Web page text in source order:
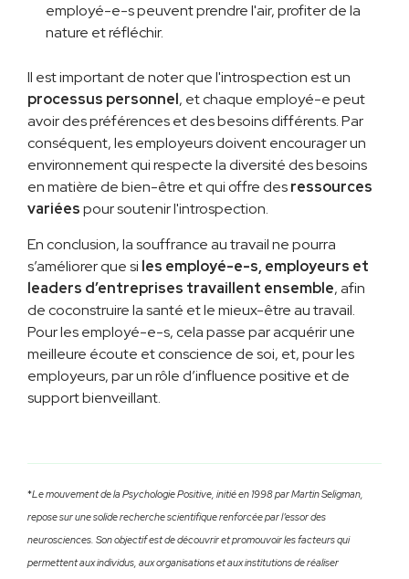
employé-e-s peuvent prendre l'air, profiter de la
nature et réfléchir.
Il est important de noter que l'introspection est un
processus personnel, et chaque employé-e peut
avoir des préférences et des besoins différents. Par
conséquent, les employeurs doivent encourager un
environnement qui respecte la diversité des besoins
en matière de bien-être et qui offre desressources
variéespour soutenir l'introspection.
En conclusion, la souffrance au travail ne pourra
s’améliorer que si les employé-e-s, employeurs et
leaders d’entreprises travaillent ensemble, afin
de coconstruire la santé et le mieux-être au travail.
Pour les employé-e-s, cela passe par acquérir une
meilleure écoute et conscience de soi, et, pour les
employeurs, par un rôle d’influence positive et de
support bienveillant.
*Le mouvement de la Psychologie Positive, initié en 1998 par Martin Seligman,
repose sur une solide recherche scientifique renforcée par l’essor des
neurosciences. Son objectif est de découvrir et promouvoir les facteurs qui
permettent aux individus, aux organisations et aux institutions de réaliser